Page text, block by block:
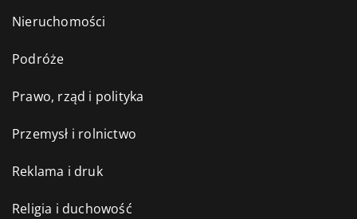
Nieruchomości
Podróże
Prawo, rząd i polityka
Przemysł i rolnictwo
Reklama i druk
Religia i duchowość